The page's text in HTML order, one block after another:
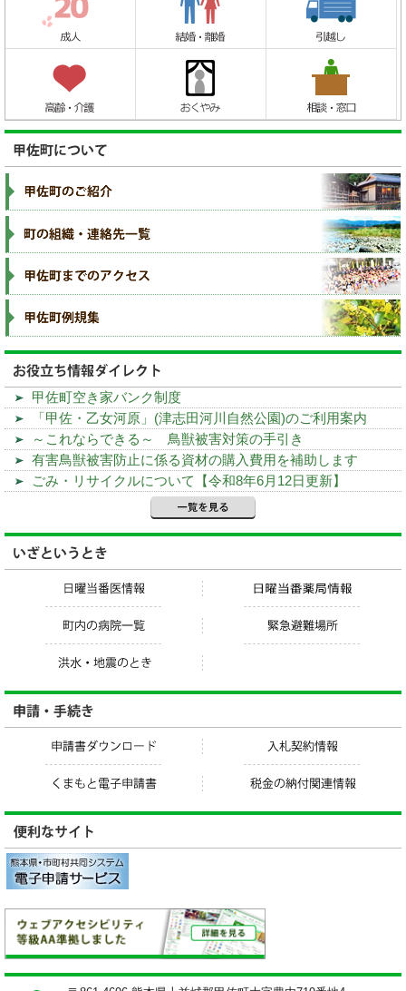
甲佐町空き家バンク制度
「甲佐・乙女河原」(津志田河川自然公園)のご利用案内
～これならできる～ 鳥獣被害対策の手引き
有害鳥獣被害防止に係る資材の購入費用を補助します
ごみ・リサイクルについて【令和8年6月12日更新】